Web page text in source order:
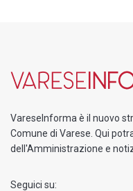
VareseInforma è il nuovo
Comune di Varese. Qui
dell'Amministrazione e
Seguici su: